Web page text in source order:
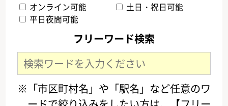
オンライン可能
土日・祝日可能
平日夜間可能
フリーワード検索
※「市区町村名」や「駅名」など任意のワ